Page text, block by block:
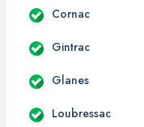
Cornac
Gintrac
Glanes
Loubressac